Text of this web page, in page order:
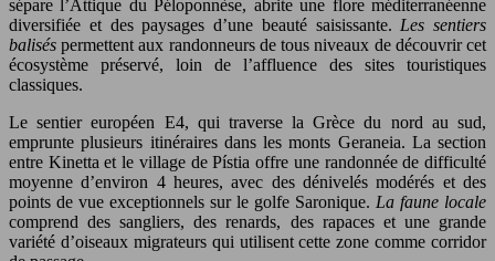
sépare l’Attique du Péloponnèse, abrite une flore méditerranéenne
diversifiée et des paysages d’une beauté saisissante. Les sentiers
baliséspermettent aux randonneurs de tous niveaux de découvrir cet
écosystème préservé, loin de l’affluence des sites touristiques
classiques.
Le sentier européen E4, qui traverse la Grèce du nord au sud,
emprunte plusieurs itinéraires dans les monts Geraneia. La section
entre Kinetta et le village de Pístia offre une randonnée de difficulté
moyenne d’environ 4 heures, avec des dénivelés modérés et des
points de vue exceptionnels sur le golfe Saronique. La faune locale
comprend des sangliers, des renards, des rapaces et une grande
variété d’oiseaux migrateurs qui utilisent cette zone comme corridor